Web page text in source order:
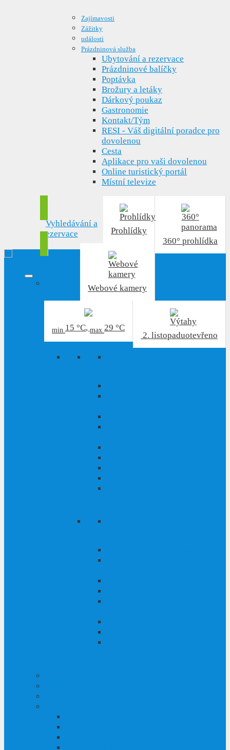
Zajímavosti
Zážitky
události
Prázdninová služba
Ubytování a rezervace
Prázdninové balíčky
Poptávka
Brožury a letáky
Dárkový poukaz
Gastronomie
Kontakt/Tým
RESI - Váš digitální poradce pro
dovolenou
Cesta
Aplikace pro vaši dovolenou
Online turistický portál
Místní televize
360° prohlídka
Prohlídky
Webové kamery
2. listopaduotevřeno
min. 15 °C, max. 29 °C
Vyhledávání a
rezervace